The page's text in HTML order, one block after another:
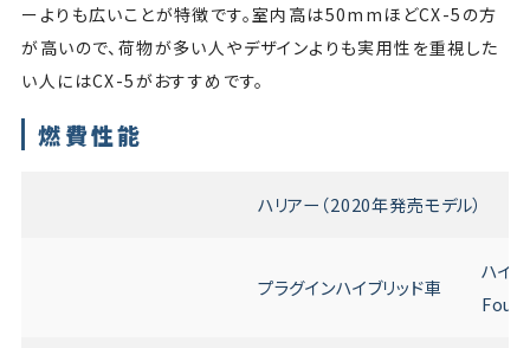
ーよりも広いことが特徴です。室内高は50mmほどCX-5の方
が高いので、荷物が多い人やデザインよりも実用性を重視した
い人にはCX-5がおすすめです。
燃費性能
ハリアー（2020年発売モデル）
プラグインハイブリッド車
ハイ